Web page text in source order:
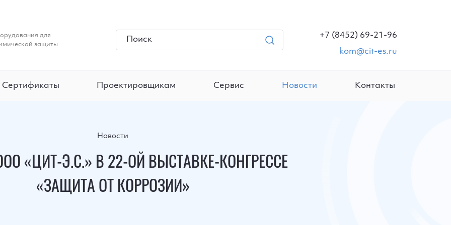
для
защиты
+7 (8452) 69-21-96
kom@cit-es.ru
Вакансии
Комплектующие ПКЗ-АР
Сертификаты
Членство
Проектировщикам Сервис Новости Контакты
Новости
«ЦИТ-Э.С.» В 22-ОЙ ВЫСТАВКЕ-КОНГРЕССЕ
«ЗАЩИТА ОТ КОРРОЗИИ»